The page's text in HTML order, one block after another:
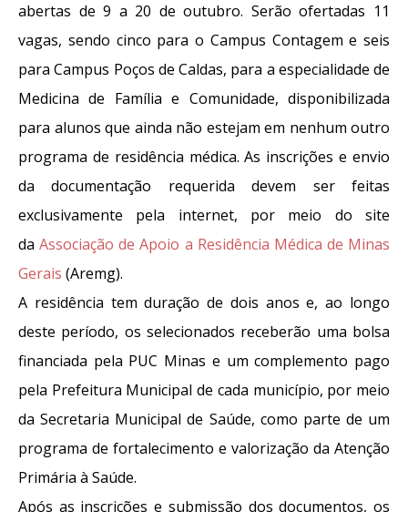
abertas de 9 a 20 de outubro. Serão ofertadas 11
vagas, sendo cinco para o Campus Contagem e seis
paraCampus Poços de Caldas, para a especialidade de
Medicina de Família e Comunidade, disponibilizada
para alunos que ainda não estejam em nenhum outro
programa de residência médica. As inscrições e envio
da documentação requerida devem ser feitas
exclusivamente pela internet, por meio do site
da Associação de Apoio a Residência Médica de Minas
Gerais (Aremg).
A residência tem duração de dois anos e, ao longo
deste período, os selecionados receberão uma bolsa
financiada pela PUC Minas e um complemento pago
pela Prefeitura Municipal de cada município, por meio
da Secretaria Municipal de Saúde, como parte de um
programa de fortalecimento e valorização da Atenção
Primária à Saúde.
Após as inscrições e submissão dos documentos, os